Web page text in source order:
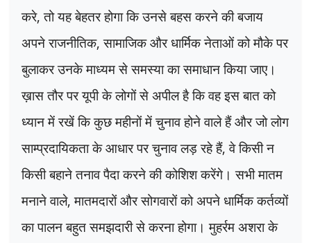
करे,तो यह बेहतर होगा कि उनसे बहस करने की बजाय
अपने राजनीतिक,सामाजिक और धार्मिक नेताओं को मौके पर
बुलाकर उनके माध्यम से समस्या का समाधान किया जाए।
ख़ास तौर पर यूपी के लोगों से अपील है कि वह इस बात को
ध्यान में रखें कि कुछ महीनों में चुनाव होने वाले हैं और जो लोग
साम्प्रदायिकता के आधार पर चुनाव लड़ रहे हैं,वे किसी न
किसी बहाने तनाव पैदा करने की कोशिश करेंगे। सभी मातम
मनाने वाले,मातमदारों और सोगवारों को अपने धार्मिक कर्तव्यों
का पालन बहुत समझदारी से करना होगा। मुहर्रम अशरा के